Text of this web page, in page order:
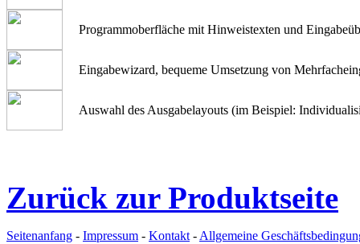
Programmoberfläche mit Hinweistexten und
Eingabewizard, bequeme Umsetzung von
Auswahl des Ausgabelayouts (im Beispiel:
Zurück zur Produktseite
Seitenanfang - Impressum - Kontakt-Allgemeine